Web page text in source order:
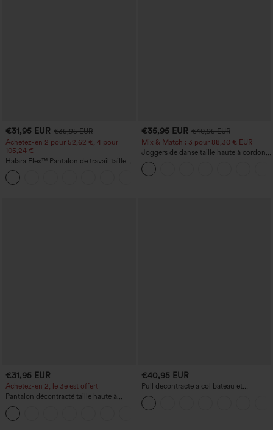
€31,95 EUR €35,95 EUR
Achetez-en 2 pour 52,62 €, 4 pour
105,24 €
Halara Flex™ Pantalon de travail taille
haute sculptant la silhouette, gainant la
taille, avec poches, jambe large en
micro-gaufre
€35,95 EUR €40,95 EUR
Mix & Match : 3 pour 88,30 € EUR
Joggers de danse taille haute à cordon,
effet froncé, coupe fuselée, à séchage
rapide et toucher frais, avec poches —
UPF40+
€31,95 EUR
Achetez-en 2, le 3e est offert
Pantalon décontracté taille haute à
cordon, coupe large en mélange de lin,
avec poches
€40,95 EUR
Pull décontracté à col bateau et
manches chauve-souris